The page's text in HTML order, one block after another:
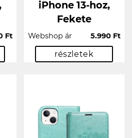
Ft
iPhone 13-hoz,
Fekete
Webshop ár 5.990 Ft
részletek